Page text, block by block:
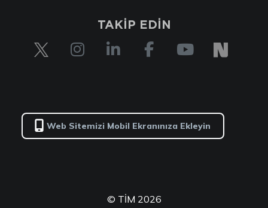
TAKİP EDİN
Web Sitemizi Mobil Ekranınıza Ekleyin
© TİM 2026